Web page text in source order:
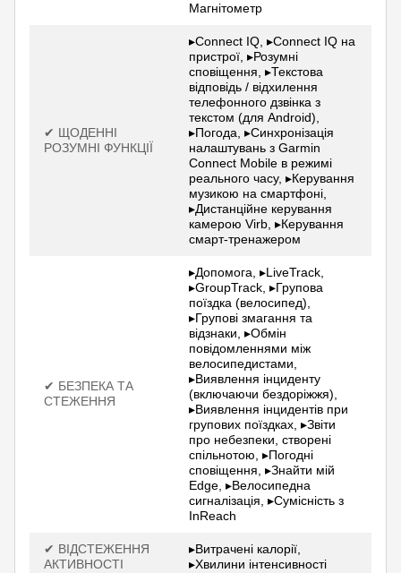
Магнітометр
✔ ЩОДЕННІ
РОЗУМНІ ФУНКЦІЇ
▸Connect IQ, ▸Connect IQ на
пристрої, ▸Розумні
сповіщення, ▸Текстова
відповідь / відхилення
телефонного дзвінка з
текстом (для Android),
▸Погода, ▸Синхронізація
налаштувань з Garmin
Connect Mobile в режимі
реального часу, ▸Керування
музикою на смартфоні,
▸Дистанційне керування
камерою Virb, ▸Керування
смарт-тренажером
✔ БЕЗПЕКА ТА
СТЕЖЕННЯ
▸Допомога, ▸LiveTrack,
▸GroupTrack, ▸Групова
поїздка (велосипед),
▸Групові змагання та
відзнаки, ▸Обмін
повідомленнями між
велосипедистами,
▸Виявлення інциденту
(включаючи бездоріжжя),
▸Виявлення інцидентів при
групових поїздках, ▸Звіти
про небезпеки, створені
спільнотою, ▸Погодні
сповіщення, ▸Знайти мій
Edge, ▸Велосипедна
сигналізація, ▸Сумісність з
InReach
✔ ВІДСТЕЖЕННЯ
АКТИВНОСТІ
▸Витрачені калорії,
▸Хвилини інтенсивності